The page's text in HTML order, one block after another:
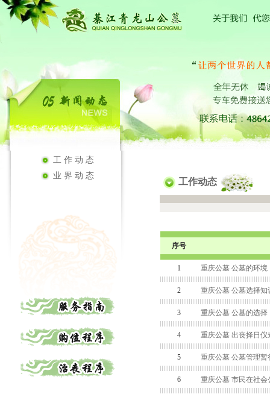
工作动态
业界动态
工作动态
序号
1 重庆公墓 公墓的环境
2 重庆公墓 公墓选择知
3 重庆公墓 公墓的选择
4 重庆公墓 出丧择日仪
5 重庆公墓 公墓管理暂
6 重庆公墓 市民在社